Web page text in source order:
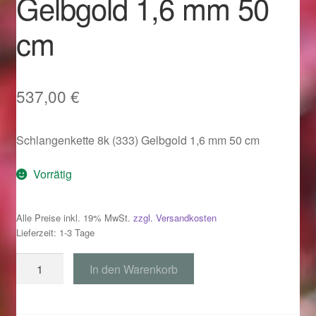
Im Gedenken an
Impressum
Karneval 2015 – Schmuck zu Fasching & Co.
Liefer- und Versandkosten
Magisches und Festliches zu Halloween
cm
537,00 €
Schlangenkette 8k (333) Gelbgold 1,6 mm 50 cm
Vorrätig
Alle Preise inkl. 19% MwSt. zzgl. Versandkosten
Lieferzeit: 1-3 Tage
SchlangenketteIn den Warenkorb